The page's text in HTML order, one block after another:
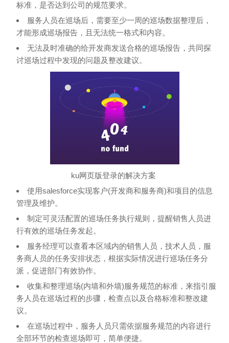
标准，是否达到公司的规范要求。
服务人员在巡场后，需要至少一周的巡场数据整理后，
才能形成巡场报告，且无法统一格式和内容。
无法及时准确的给开发商发送合格的巡场报告，共同探
讨巡场过程中发现的问题及整改建议。
ku网页版登录的解决方案
使用salesforce实现客户(开发商和服务商)和项目的信息
管理及维护。
制定可灵活配置的巡场任务执行规则，提醒销售人员进
行有效的巡场任务发起。
服务经理可以查看本区域内的销售人员，技术人员，服
务商人员的任务安排状态，根据实际情况进行巡场任务分
派，促进部门有效协作。
收集和整理巡场(内墙和外墙)服务规范的标准，来指引服
务人员在巡场过程的步骤，检查点以及合格标准和整改建
议。
在巡场过程中，服务人员只需依据服务规范的内容进行
全部环节的检查巡场即可，简单便捷。